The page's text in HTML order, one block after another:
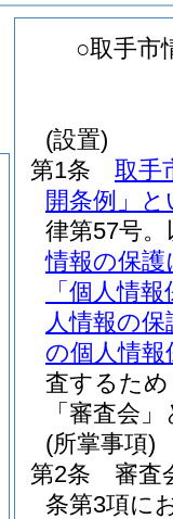
○取手市
(設置)
第1条
取手
開条例」
律第57号
情報の保
「個人情
人情報の
の個人情
査するため
「審査会
(所掌事項)
第2条
審査
条第3項に